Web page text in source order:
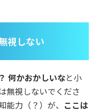
視しない
何かおかしいなと小
無視しないでくださ
能力（？）が、 ここは